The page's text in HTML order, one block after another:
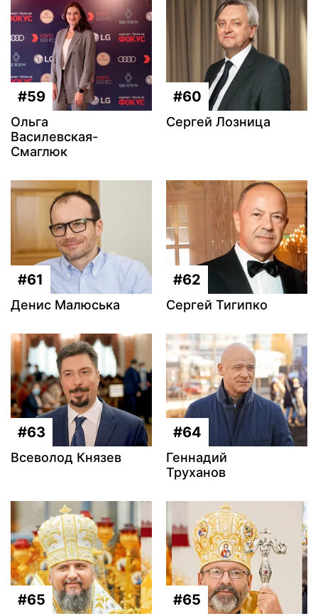
#59
Ольга
Василевская-
Смаглюк
#60
Сергей Лозница
#61
Денис Малюська
#62
Сергей Тигипко
#63
Всеволод Князев
#64
Геннадий
Труханов
#65 #65